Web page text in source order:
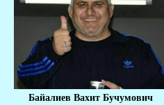
Байалиев Вахит Бучумович